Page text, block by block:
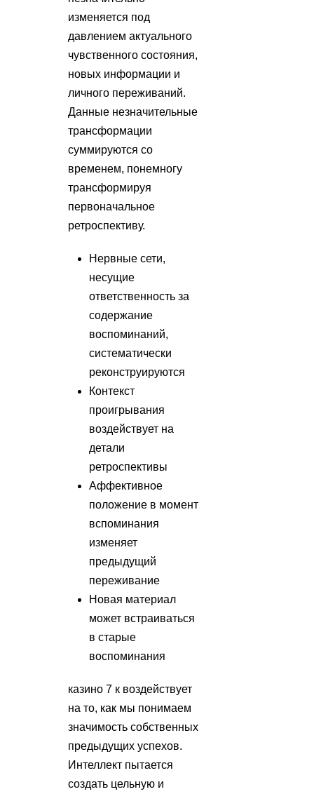
изменяется под
давлением актуального
чувственного состояния,
новых информации и
личного переживаний.
Данные незначительные
трансформации
суммируются со
временем, понемногу
трансформируя
первоначальное
ретроспективу.
Нервные сети,
несущие
ответственность за
содержание
воспоминаний,
систематически
реконструируются
Контекст
проигрывания
воздействует на
детали
ретроспективы
Аффективное
положение в момент
вспоминания
изменяет
предыдущий
переживание
Новая материал
может встраиваться
в старые
воспоминания
казино 7 к воздействует
на то, как мы понимаем
значимость собственных
предыдущих успехов.
Интеллект пытается
создать цельную и